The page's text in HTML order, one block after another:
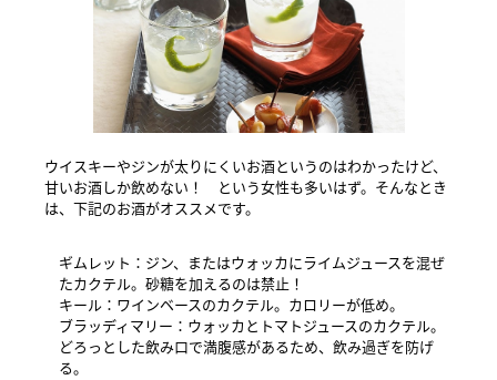
ウイスキーやジンが太りにくいお酒というのはわかったけど、
甘いお酒しか飲めない！ という女性も多いはず。そんなとき
は、下記のお酒がオススメです。
ギムレット：ジン、またはウォッカにライムジュースを混ぜ
たカクテル。砂糖を加えるのは禁止！
キール：ワインベースのカクテル。カロリーが低め。
ブラッディマリー：ウォッカとトマトジュースのカクテル。
どろっとした飲み口で満腹感があるため、飲み過ぎを防げ
る。